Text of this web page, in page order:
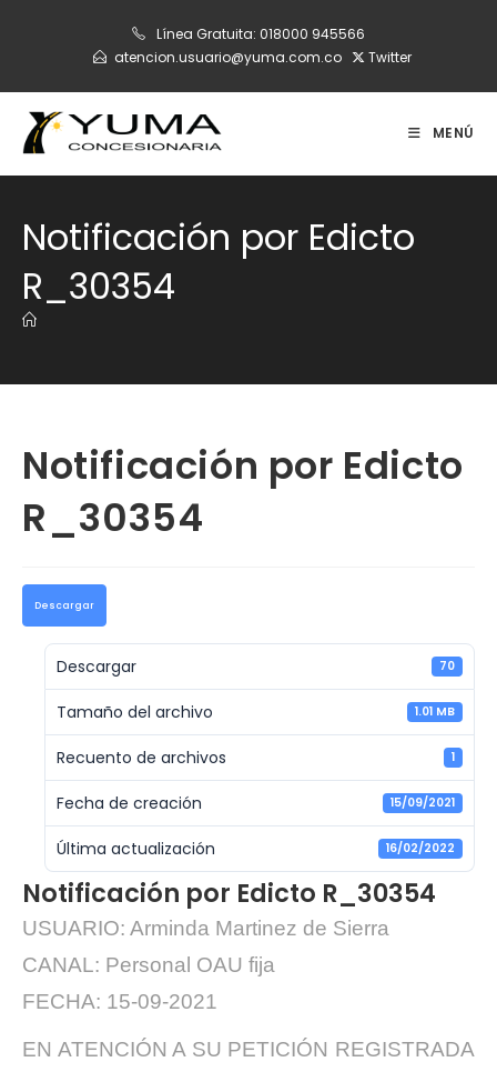
Línea Gratuita: 018000 945566
atencion.usuario@yuma.com.co
Twitter
MENÚ
Notificación por Edicto
R_30354
Notificación por Edicto
R_30354
Descargar
Descargar 70
Tamaño del archivo 1.01 MB
Recuento de archivos 1
Fecha de creación 15/09/2021
Última actualización 16/02/2022
Notificación por Edicto R_30354
USUARIO: Arminda Martinez de Sierra
CANAL: Personal OAU fija
FECHA: 15-09-2021
EN ATENCIÓN A SU PETICIÓN REGISTRADA